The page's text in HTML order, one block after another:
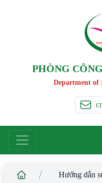
T
PHÒNG
Department of
/ Hướng dẫn